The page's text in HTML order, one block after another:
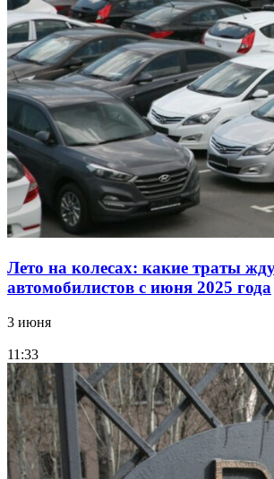
Лето на колесах: какие траты
автомобилистов с июня 2025 года
3 июня
11:33